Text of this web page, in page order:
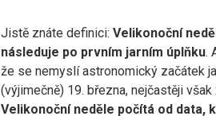
Jistě znáte definici: Velikonoční
následuje po prvním jarním úplňku.
že se nemyslí astronomický začátek
(výjimečně) 19. března, nejčastěji
Velikonoční neděle počítá od data,